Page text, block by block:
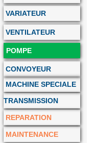
MACHINE SPECIALE
TRANSMISSION
CONVOYEUR
MAINTENANCE
REPARATION
POMPE
VENTILATEUR
VARIATEUR